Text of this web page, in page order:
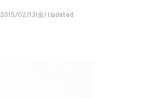
2015/02/13(金) Updated